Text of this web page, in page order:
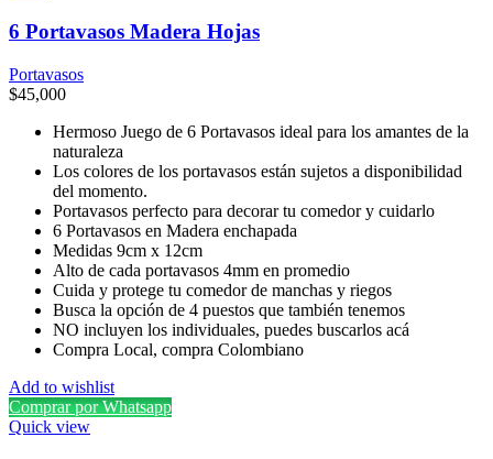
6 Portavasos Madera Hojas
Portavasos
$45,000
Hermoso Juego de 6 Portavasos ideal para los amantes de la
naturaleza
Los colores de los portavasos están sujetos a disponibilidad
del momento.
Portavasos perfecto para decorar tu comedor y cuidarlo
6 Portavasos en Madera enchapada
Medidas 9cm x 12cm
Alto de cada portavasos 4mm en promedio
Cuida y protege tu comedor de manchas y riegos
Busca la opción de 4 puestos que también tenemos
NO incluyen los individuales, puedes buscarlos acá
Compra Local, compra Colombiano
Add to wishlist
Comprar por Whatsapp
Quick view